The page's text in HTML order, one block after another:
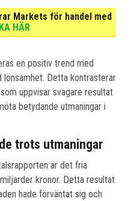
Markets för handel med
HÄR
en positiv trend med
Detta kontrasterar
uppvisar svagare resultat
betydande utmaningar i
trots utmaningar
är det fria
kronor. Detta resultat
hade förväntat sig och